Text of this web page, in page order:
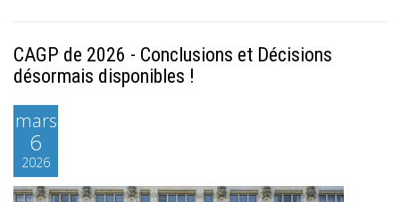
CAGP de 2026 - Conclusions et Décisions
désormais disponibles !
mars
6
2026